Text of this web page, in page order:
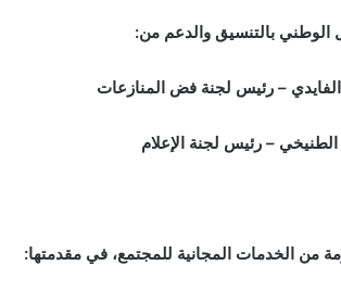
الوطني بالتنسيق والدعم من:
– رئيس لجنة فض المنازعات
الطنيخي – رئيس لجنة الإعلام
من الخدمات المجانية للمجتمع، في مقدمتها: